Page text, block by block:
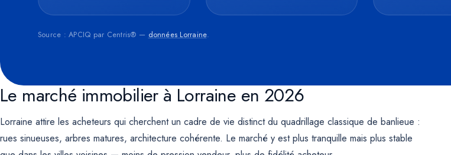
Source : APCIQ par Centris® — données Lorraine.
Le marché immobilier à Lorraine en 2026
Lorraine attire les acheteurs qui cherchent un cadre de vie distinct du quadrillage classique de banlieue :
rues sinueuses, arbres matures, architecture cohérente. Le marché y est plus tranquille mais plus stable